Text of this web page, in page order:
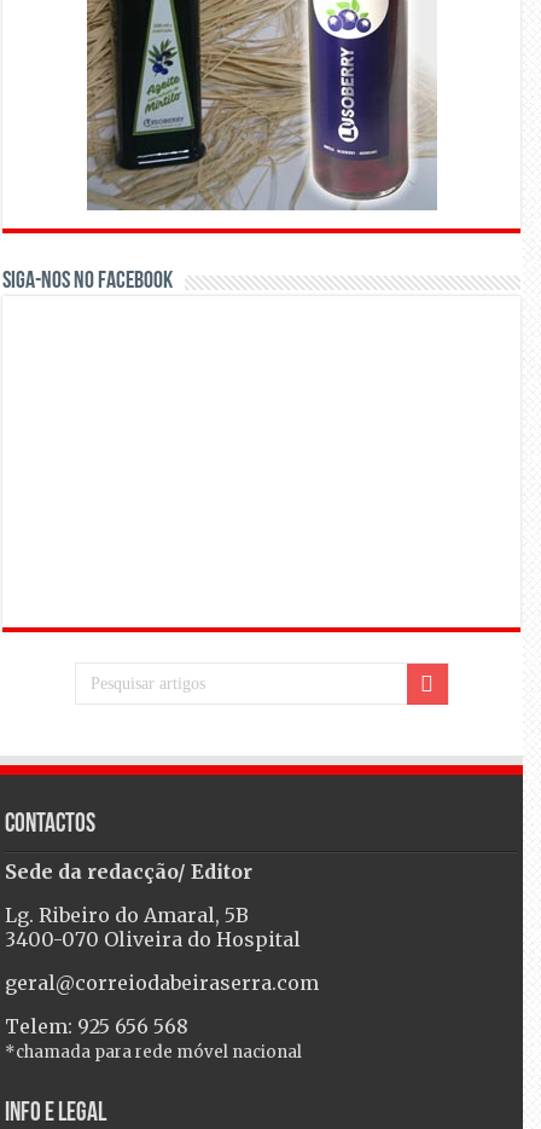
Siga-nos no Facebook
Contactos
Sede da redacção/ Editor
Lg. Ribeiro do Amaral, 5B
3400-070 Oliveira do Hospital
geral@correiodabeiraserra.com
Telem: 925 656 568
*chamada para rede móvel nacional
Info e Legal